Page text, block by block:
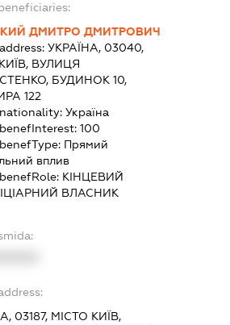
ДМИТРО ДМИТРОВИЧ
УКРАЇНА, 03040,
ВУЛИЦЯ
БУДИНОК 10,
122
Україна
100
Прямий
вплив
КІНЦЕВИЙ
ВЛАСНИК
03187, МІСТО КИЇВ,